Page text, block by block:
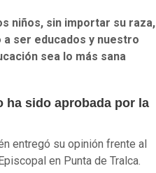
niños, sin importar su raza,
ser educados y nuestro
sea lo más sana
ha sido aprobada por la
entregó su opinión frente al
en Punta de Tralca.